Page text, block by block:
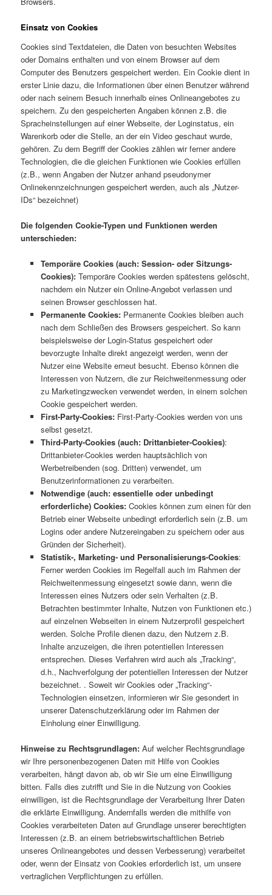
Einsatz von Cookies
Cookies sind Textdateien, die Daten von besuchten Websites
oder Domains enthalten und von einem Browser auf dem
Computer des Benutzers gespeichert werden. Ein Cookie dient in
erster Linie dazu, die Informationen über einen Benutzer während
oder nach seinem Besuch innerhalb eines Onlineangebotes zu
speichern. Zu den gespeicherten Angaben können z.B. die
Spracheinstellungen auf einer Webseite, der Loginstatus, ein
Warenkorb oder die Stelle, an der ein Video geschaut wurde,
gehören. Zu dem Begriff der Cookies zählen wir ferner andere
Technologien, die die gleichen Funktionen wie Cookies erfüllen
(z.B., wenn Angaben der Nutzer anhand pseudonymer
Onlinekennzeichnungen gespeichert werden, auch als „Nutzer-
IDs“ bezeichnet)
Die folgenden Cookie-Typen und Funktionen werden
unterschieden:
Temporäre Cookies (auch: Session- oder Sitzungs-
Cookies):Temporäre Cookies werden spätestens gelöscht,
nachdem ein Nutzer ein Online-Angebot verlassen und
seinen Browser geschlossen hat.
Permanente Cookies:Permanente Cookies bleiben auch
nach dem Schließen des Browsers gespeichert. So kann
beispielsweise der Login-Status gespeichert oder
bevorzugte Inhalte direkt angezeigt werden, wenn der
Nutzer eine Website erneut besucht. Ebenso können die
Interessen von Nutzern, die zur Reichweitenmessung oder
zu Marketingzwecken verwendet werden, in einem solchen
Cookie gespeichert werden.
First-Party-Cookies:First-Party-Cookies werden von uns
selbst gesetzt.
Third-Party-Cookies (auch: Drittanbieter-Cookies):
Drittanbieter-Cookies werden hauptsächlich von
Werbetreibenden (sog. Dritten) verwendet, um
Benutzerinformationen zu verarbeiten.
Notwendige (auch: essentielle oder unbedingt
erforderliche) Cookies:Cookies können zum einen für den
Betrieb einer Webseite unbedingt erforderlich sein (z.B. um
Logins oder andere Nutzereingaben zu speichern oder aus
Gründen der Sicherheit).
Statistik-, Marketing- und Personalisierungs-Cookies:
Ferner werden Cookies im Regelfall auch im Rahmen der
Reichweitenmessung eingesetzt sowie dann, wenn die
Interessen eines Nutzers oder sein Verhalten (z.B.
Betrachten bestimmter Inhalte, Nutzen von Funktionen etc.)
auf einzelnen Webseiten in einem Nutzerprofil gespeichert
werden. Solche Profile dienen dazu, den Nutzern z.B.
Inhalte anzuzeigen, die ihren potentiellen Interessen
entsprechen. Dieses Verfahren wird auch als „Tracking“,
d.h., Nachverfolgung der potentiellen Interessen der Nutzer
bezeichnet. . Soweit wir Cookies oder „Tracking“-
Technologien einsetzen, informieren wir Sie gesondert in
unserer Datenschutzerklärung oder im Rahmen der
Einholung einer Einwilligung.
Hinweise zu Rechtsgrundlagen:Auf welcher Rechtsgrundlage
wir Ihre personenbezogenen Daten mit Hilfe von Cookies
verarbeiten, hängt davon ab, ob wir Sie um eine Einwilligung
bitten. Falls dies zutrifft und Sie in die Nutzung von Cookies
einwilligen, ist die Rechtsgrundlage der Verarbeitung Ihrer Daten
die erklärte Einwilligung. Andernfalls werden die mithilfe von
Cookies verarbeiteten Daten auf Grundlage unserer berechtigten
Interessen (z.B. an einem betriebswirtschaftlichen Betrieb
unseres Onlineangebotes und dessen Verbesserung) verarbeitet
oder, wenn der Einsatz von Cookies erforderlich ist, um unsere
vertraglichen Verpflichtungen zu erfüllen.